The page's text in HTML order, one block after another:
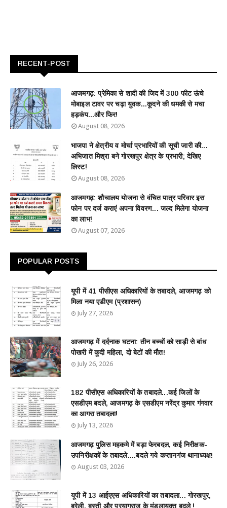
RECENT-POST
आजमगढ़: प्रेमिका से शादी की जिद में 300 फीट ऊंचे
मोबाइल टावर पर चढ़ा युवक...कूदने की धमकी से मचा
हड़कंप...और फिर!
August 08, 2026
भाजपा ने क्षेत्रीय व मोर्चा प्रभारियों की सूची जारी की...
अभिजात मिश्रा बने गोरखपुर क्षेत्र के प्रभारी; देखिए
लिस्ट!
August 08, 2026
आजमगढ़: शौचालय योजना से वंचित पात्र परिवार इस
फोन पर दर्ज कराएं अपना विवरण... जल्द मिलेगा योजना
का लाभ!
August 07, 2026
POPULAR POSTS
यूपी में 41 पीसीएस अधिकारियों के तबादले, आजमगढ़ को
मिला नया एडीएम (प्रशासन)
July 27, 2026
आजमगढ़ में दर्दनाक घटना: तीन बच्चों को साड़ी से बांध
पोखरी में कूदी महिला, दो बेटों की मौत!
July 26, 2026
182 पीसीएस अधिकारियों के तबादले...कई जिलों के
एसडीएम बदले, आजमगढ़ के एसडीएम नरेंद्र कुमार गंगवार
का आगरा तबादला!
July 13, 2026
आजमगढ़ पुलिस महकमे में बड़ा फेरबदल, कई निरीक्षक-
उपनिरीक्षकों के तबादले....बदले गये कप्तानगंज थानाध्यक्ष!
August 03, 2026
यूपी में 13 आईएएस अधिकारियों का तबादला... गोरखपुर,
बरेली, बस्ती और प्रयागराज के मंडलायुक्त बदले !